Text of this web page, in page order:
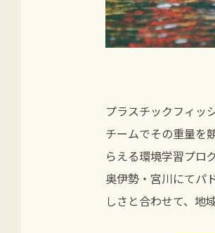
プラスチックフィッ
チームでその重量を
らえる環境学習プロ
奥伊勢・宮川にてパ
しさと合わせて、地